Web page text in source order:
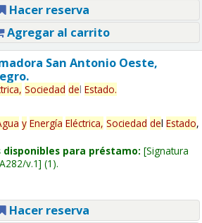
Hacer reserva
Agregar al carrito
San Antonio Oeste,
Sociedad del Estado.
y Energía Eléctrica, Sociedad del Estado,
disponibles para préstamo: Signatura
v.1 (1).
Hacer reserva